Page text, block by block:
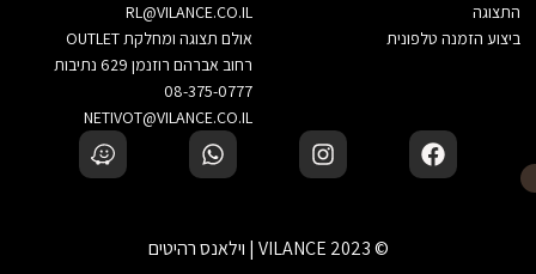
התצוגה
ביצוע הזמנה טלפונית
RL@VILANCE.CO.IL
אולם תצוגה ומחלקת OUTLET
רחוב אברהם רוזנמן 629 נתיבות
08-375-0777
NETIVOT@VILANCE.CO.IL
© 2023 VILANCE | וילאנס רהיטים